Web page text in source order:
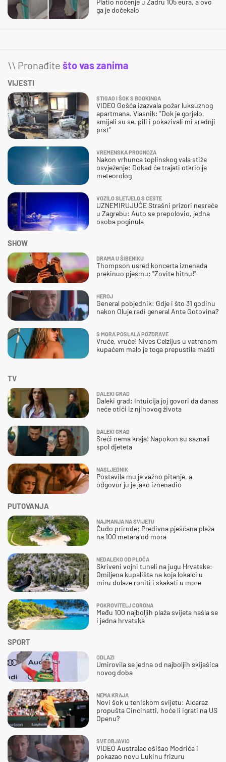
ga je dočekalo
\\ Pronađite što vas zanima
VIJESTI
STIGAO I ŠOK S BOOKINGA
VIDEO Gošća izazvala požar luksuznog
apartmana. Vlasnik: "Dok je gorjelo,
smijali su se, pili i pokazivali mi srednji
prst"
VREMENSKA PROGNOZA
Nakon vrhunca toplinskog vala stiže
osvježenje: Dokad će trajati otkrio je
meteorolog
VOZILO SLETJELO S CESTE
UZNEMIRUJUĆE Strašni prizori nesreće
u Zagrebu: Auto se prepolovio, jedna
osoba poginula
SHOW
DRAMA U ŠIBENIKU
Thompson usred koncerta iznenada
prekinuo pjesmu: "Zovite hitnu!"
HEROJ
General pobjednik: Gdje i što 31 godinu
nakon Oluje radi general Ante Gotovina?
S MORA POSLALA POZDRAVE
Vruće, vruće! Nives Celzijus u vatrenom
kupaćem malo je toga prepustila mašti
SPORT
ODLAZI
Umirovila se jedna od najboljih skijašica
novog doba
NEMA KRAJA
Novi šok u teniskom svijetu: Alcaraz
propušta Cincinatti, hoće li igrati na US
Openu?
SVE OBJAVIO
VIDEO Australac ošišao Modrića i
pokazao novu Lukinu frizuru
TV
DALEKI GRAD
Daleki grad: Intuicija joj govori da danas
neće otići iz njihovog života
DALEKI GRAD
Sreći nema kraja! Napokon su saznali
spol djeteta
NASLJEDNIK
Postavila mu je važno pitanje, a
odgovor ju je jako iznenadio
PUTOVANJA
NAJMANJA NA SVIJETU
Čudo prirode: Predivna pješčana plaža
na 100 metara od mora
NEDALEKO OD PLOČA
Skriveni vojni tuneli na jugu Hrvatske:
Omiljena kupališta na koja lokalci u
miru dolaze roniti i skakati u more
POKROVITELJ CORONA
Među 100 najboljih plaža svijeta našla se
i jedna hrvatska